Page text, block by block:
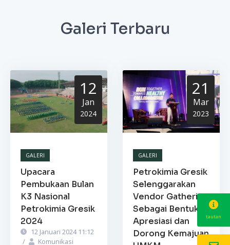
Galeri Terbaru
12
Jan
2024
GALERI
Upacara
Pembukaan Bulan
K3 Nasional
Petrokimia Gresik
2024
12 Januari 2024 11:12
/
Komunikasi
21
Mar
2023
GALERI
Petrokimia Gresik
Selenggarakan
Vendor Gathering
Sebagai Bentuk
Apresiasi dan
Dorong Kemajuan
tautan